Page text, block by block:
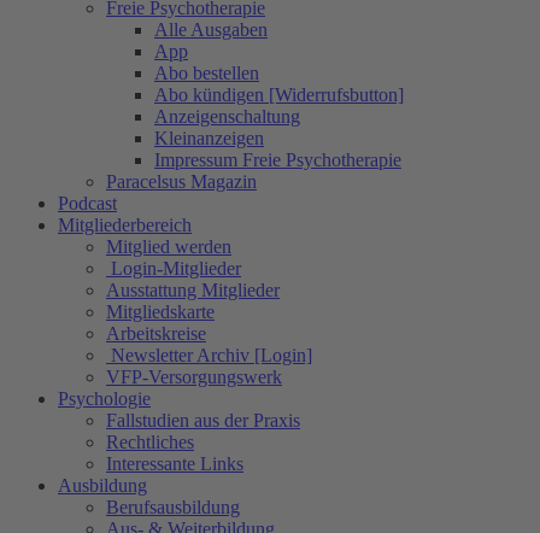
Freie Psychotherapie
Alle Ausgaben
App
Abo bestellen
Abo kündigen [Widerrufsbutton]
Anzeigenschaltung
Kleinanzeigen
Impressum Freie Psychotherapie
Paracelsus Magazin
Podcast
Mitgliederbereich
Mitglied werden
Login-Mitglieder
Ausstattung Mitglieder
Mitgliedskarte
Arbeitskreise
Newsletter Archiv [Login]
VFP-Versorgungswerk
Psychologie
Fallstudien aus der Praxis
Rechtliches
Interessante Links
Ausbildung
Berufsausbildung
Aus- & Weiterbildung